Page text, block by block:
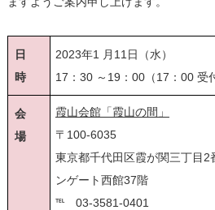
日
時
2023年1 月11日（水）
17：30 ～19：00（17：00 受
会
場
霞山会館「霞山の間」
〒100-6035
東京都千代田区霞が関三丁目
ンゲート西館37階
℡ 03-3581-0401